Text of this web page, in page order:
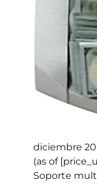
diciembre
(as of
Soporte